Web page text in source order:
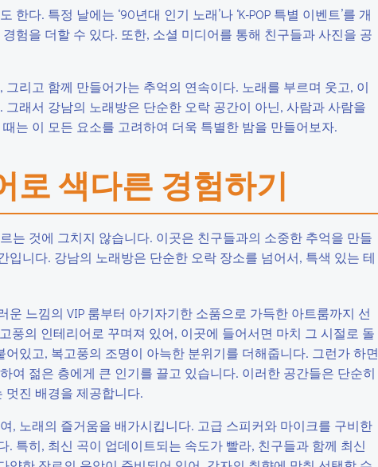
다. 특정 날에는 ‘90년대 인기 노래’나 ‘K-POP 특별 이벤트’를 개
험을 더할 수 있다. 또한, 소셜 미디어를 통해 친구들과 사진을 공
리고 함께 만들어가는 추억의 연속이다. 노래를 부르며 웃고, 이
래서 강남의 노래방은 단순한 오락 공간이 아닌, 사람과 사람을
는 이 모든 요소를 고려하여 더욱 특별한 밤을 만들어보자.
로 색다른 경험하기
는 것에 그치지 않습니다. 이곳은 친구들과의 소중한 추억을 만들
니다. 강남의 노래방은 단순한 오락 장소를 넘어서, 특색 있는 테
느낌의 VIP 룸부터 아기자기한 소품으로 가득한 아트룸까지 선
풍의 인테리어로 꾸며져 있어, 이곳에 들어서면 마치 그 시절로 돌
있고, 복고풍의 조명이 아늑한 분위기를 더해줍니다. 그런가 하면
여 젊은 층에게 큰 인기를 끌고 있습니다. 이러한 공간들은 단순히
멋진 배경을 제공합니다.
, 노래의 즐거움을 배가시킵니다. 고급 스피커와 마이크를 구비한
특히, 최신 곡이 업데이트되는 속도가 빨라, 친구들과 함께 최신